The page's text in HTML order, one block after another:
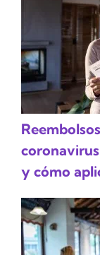
y cómo